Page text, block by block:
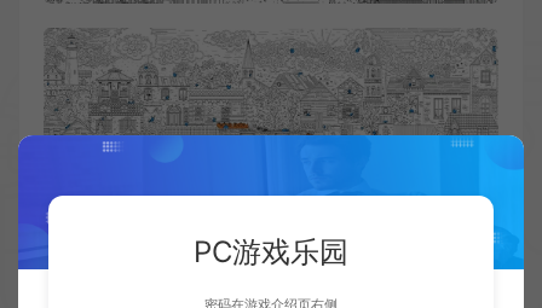
PC游戏乐园
密码在游戏介绍页右侧